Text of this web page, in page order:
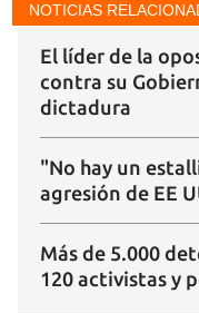
Guardar como
Para poder guardar
NOTICIAS
El líder de la
contra su
dictadura
"No hay un
agresión de EE
Más de 5.000
120 activistas y